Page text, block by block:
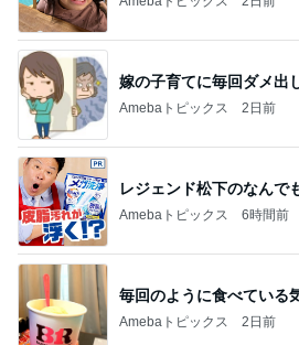
嫁の子育てに毎回ダメ出
Amebaトピックス 2日前
レジェンド松下のなんで
Amebaトピックス 6時間前
毎回のように食べている
Amebaトピックス 2日前